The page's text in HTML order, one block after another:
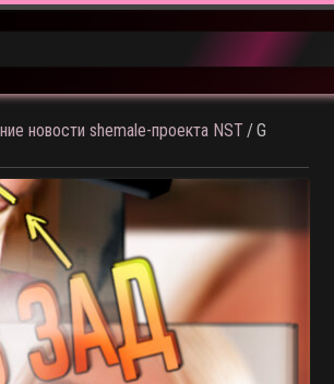
новости shemale-проекта NST /G